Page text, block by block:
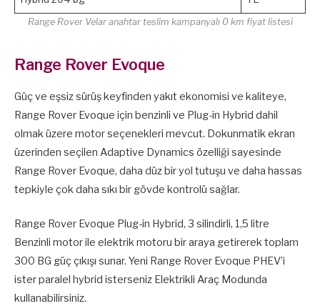
Range Rover Velar anahtar teslim kampanyalı 0 km fiyat listesi
Range Rover Evoque
Güç ve eşsiz sürüş keyfinden yakıt ekonomisi ve kaliteye,
Range Rover Evoque için benzinli ve Plug-in Hybrid dahil
olmak üzere motor seçenekleri mevcut. Dokunmatik ekran
üzerinden seçilen Adaptive Dynamics özelliği sayesinde
Range Rover Evoque, daha düz bir yol tutuşu ve daha hassas
tepkiyle çok daha sıkı bir gövde kontrolü sağlar.
Range Rover Evoque Plug-in Hybrid, 3 silindirli, 1,5 litre
Benzinli motor ile elektrik motoru bir araya getirerek toplam
300 BG güç çıkışı sunar. Yeni Range Rover Evoque PHEV’i
ister paralel hybrid isterseniz Elektrikli Araç Modunda
kullanabilirsiniz.